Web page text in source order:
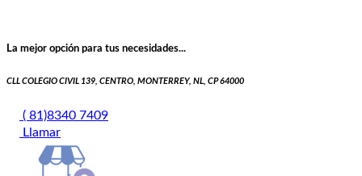
La mejor opción para tus necesidades...
CLL COLEGIO CIVIL 139, CENTRO, MONTERREY, NL, CP 64000
( 81)8340 7409
Llamar